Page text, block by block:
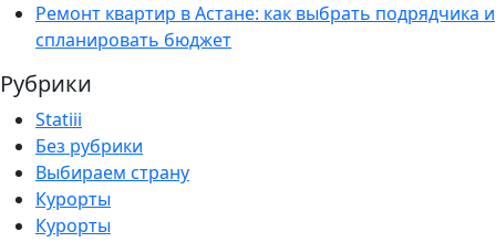
Ремонт квартир в Астане: как выбрать подрядчика и
спланировать бюджет
Рубрики
Statiii
Без рубрики
Выбираем страну
Курорты
Курорты